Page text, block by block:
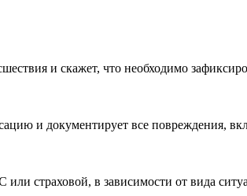
и скажет, что необходимо
и документирует все повреждения,
страховой, в зависимости от вида